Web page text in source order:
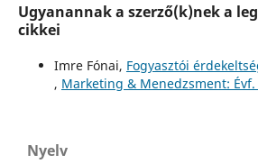
Ugyanannak a szerző(k)nek a
cikkei
Imre Fónai, Fogyasztói
, Marketing & Menedzsment: Évf.
Nyelv